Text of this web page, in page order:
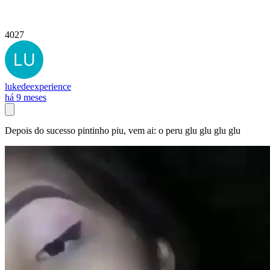
4027
lukedeexperience
há 9 meses
Depois do sucesso pintinho piu, vem ai: o peru glu glu glu glu